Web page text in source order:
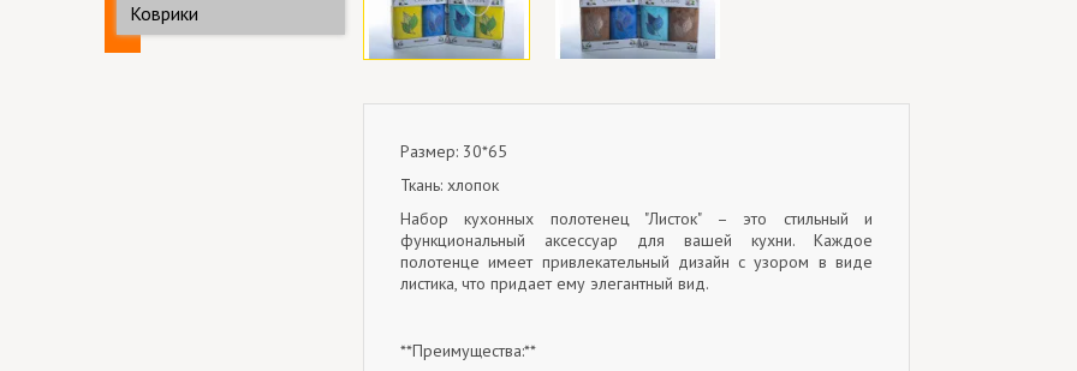
Коврики
Размер: 30*65
Ткань: хлопок
Набор кухонных полотенец "Листок" – это стильный и
функциональный аксессуар для вашей кухни. Каждое
полотенце имеет привлекательный дизайн с узором в виде
листика, что придает ему элегантный вид.
**Преимущества:**